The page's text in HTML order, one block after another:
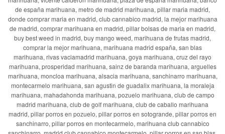
de españa marihuana, metro de madrid marihuana, pillar maria madrid,
donde comprar maria en madrid, club cannabico madrid, la mejor marihuana
de madrid, comprar marihuana en madrid, pillar bolsas de maria en madrid,
buy best weed in madrid, buy mango weed, marihuana de frutas madrid,
comprar la mejor marihuana, marihuana madrid españa, san blas
marihuana, rivas vaciamadrid marihuana, goya marihuana, cruz del rayo
marihuana, prosperidad marihuana, sainz de baranda marihuana, arguelles
marihuana, moncloa marihuana, alsacia marihuana, sanchinarro marihuana,
montecarmelo marihuana, san agustin de guadalix marihuana, la moraleja
marihuana, mahadahonda marihuana, pozuelo marihuana, club de campo
madrid marihuana, club de golf marihuana, club de caballo marihuana
madrid, pillar porros en pozuelo, pillar porros en sotogrande, pillar porros en
sanchinarro, pillar porros en montecarmelo, marihuana club cannabico